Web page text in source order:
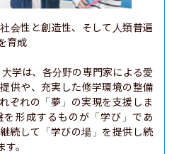
会性と創造性、そして人類普遍
育成
学は、各分野の専門家による愛
供や、充実した修学環境の整備
ぞれの「夢」の実現を支援しま
形成するものが「学び」であ
続して「学びの場」を提供し続
。